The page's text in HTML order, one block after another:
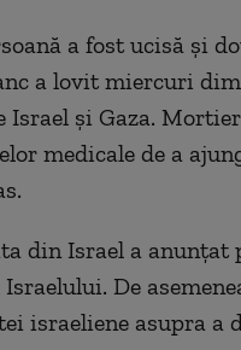
a fost ucisă și
a lovit miercuri
Israel și Gaza.
medicale de a
din Israel a anunțat
Israelului. De
israeliene asupra a